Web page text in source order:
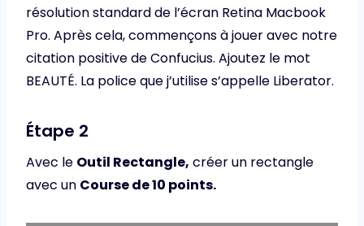
résolution standard de l’écran Retina Macbook
Pro. Après cela, commençons à jouer avec notre
citation positive de Confucius. Ajoutez le mot
BEAUTÉ. La police que j’utilise s’appelle Liberator.
Étape 2
Avec le Outil Rectangle, créer un rectangle
avec un Course de 10 points.